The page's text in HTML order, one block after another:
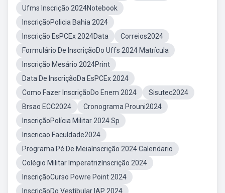
Ufms Inscrição 2024Notebook
InscriçãoPolicia Bahia 2024
Inscrição EsPCEx 2024Data
Correios2024
Formulário De InscriçãoDo Uffs 2024 Matrícula
Inscrição Mesário 2024Print
Data De InscriçãoDa EsPCEx 2024
Como Fazer InscriçãoDo Enem 2024
Sisutec2024
Brsao ECC2024
Cronograma Prouni2024
InscriçãoPolícia Militar 2024 Sp
Inscricao Faculdade2024
Programa Pé De MeiaInscrição 2024 Calendario
Colégio Militar ImperatrizInscrição 2024
InscriçãoCurso Powre Point 2024
InscriçãoDo Vestibular IAP 2024